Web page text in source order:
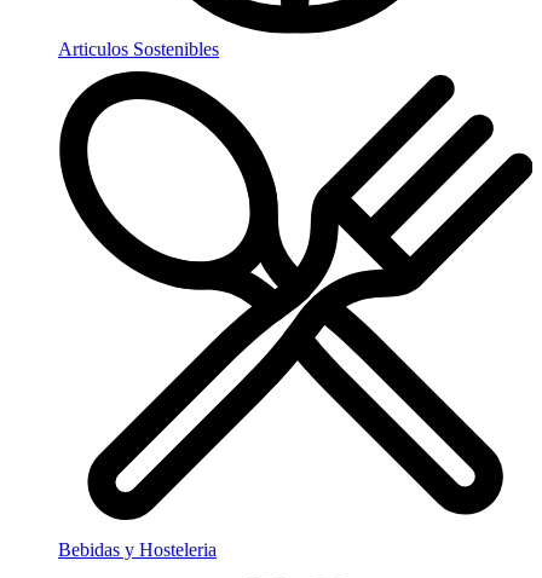
Articulos Sostenibles
Bebidas y Hosteleria